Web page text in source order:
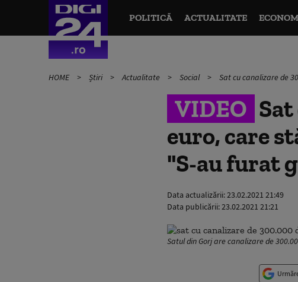
POLITICĂ ACTUALITATE
HOME Știri Actualitate Social Sat cu canalizare de
VIDEO
euro, care
"S-au furat
Data actualizării:23.02.2021 21:49
Data publicării:23.02.2021 21:21
Satul din Gorj are canalizare de